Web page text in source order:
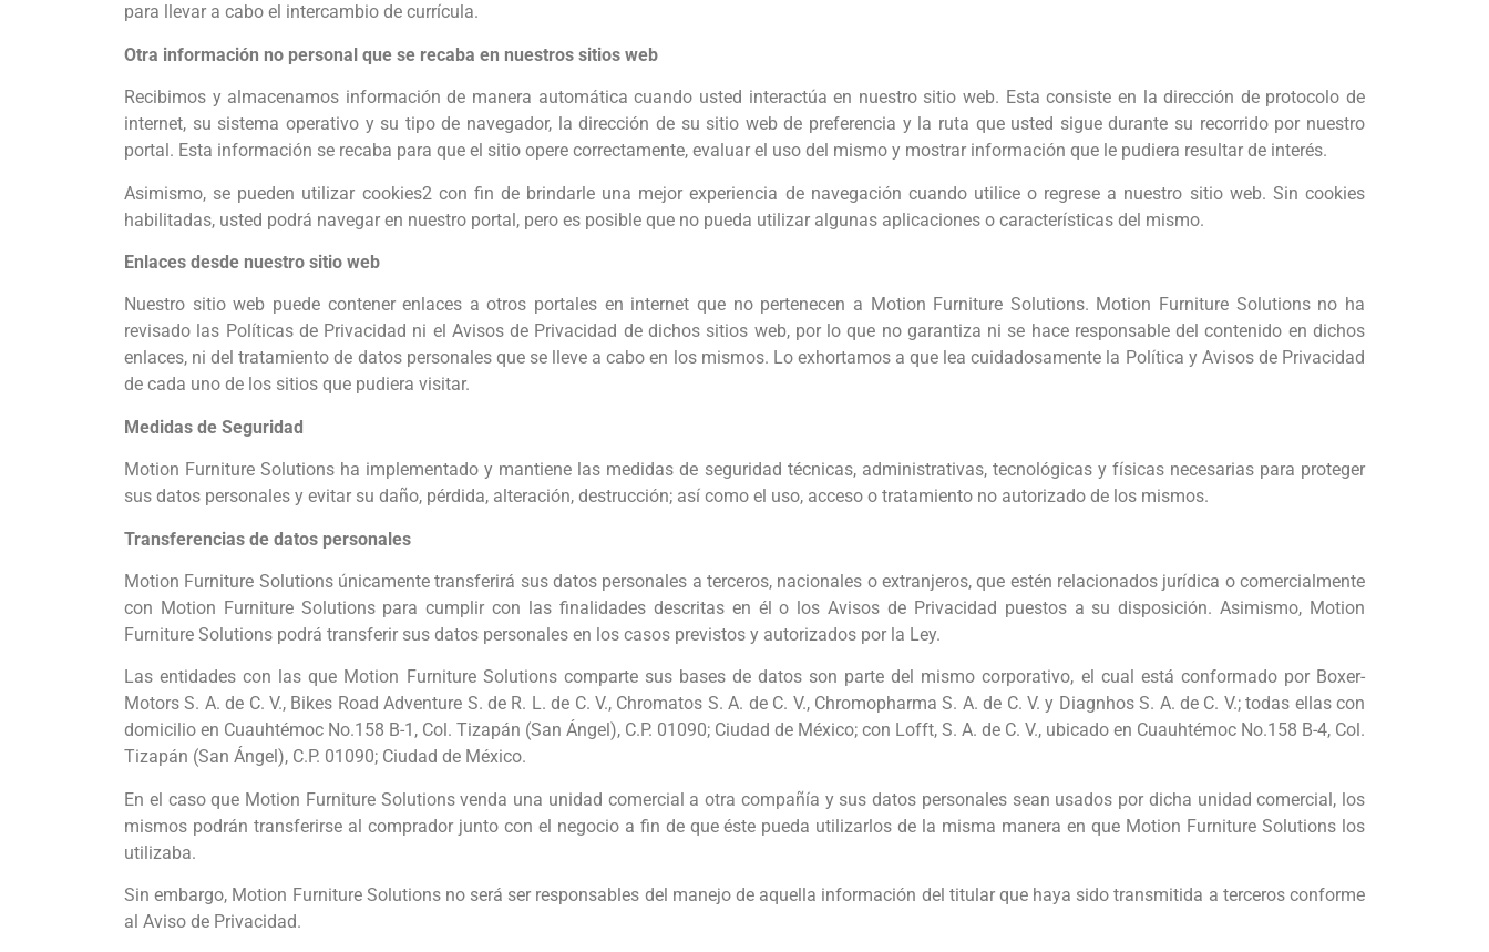
para llevar a cabo el intercambio de currícula.
Otra información no personal que se recaba en nuestros sitios web
Recibimos y almacenamos información de manera automática cuando usted interactúa en nuestro sitio web. Esta consiste en la dirección de protocolo de
internet, su sistema operativo y su tipo de navegador, la dirección de su sitio web de preferencia y la ruta que usted sigue durante su recorrido por nuestro
portal. Esta información se recaba para que el sitio opere correctamente, evaluar el uso del mismo y mostrar información que le pudiera resultar de interés.
Asimismo, se pueden utilizar cookies2 con fin de brindarle una mejor experiencia de navegación cuando utilice o regrese a nuestro sitio web. Sin cookies
habilitadas, usted podrá navegar en nuestro portal, pero es posible que no pueda utilizar algunas aplicaciones o características del mismo.
Enlaces desde nuestro sitio web
Nuestro sitio web puede contener enlaces a otros portales en internet que no pertenecen a Motion Furniture Solutions. Motion Furniture Solutions no ha
revisado las Políticas de Privacidad ni el Avisos de Privacidad de dichos sitios web, por lo que no garantiza ni se hace responsable del contenido en dichos
enlaces, ni del tratamiento de datos personales que se lleve a cabo en los mismos. Lo exhortamos a que lea cuidadosamente la Política y Avisos de Privacidad
de cada uno de los sitios que pudiera visitar.
Medidas de Seguridad
Motion Furniture Solutions ha implementado y mantiene las medidas de seguridad técnicas, administrativas, tecnológicas y físicas necesarias para proteger
sus datos personales y evitar su daño, pérdida, alteración, destrucción; así como el uso, acceso o tratamiento no autorizado de los mismos.
Transferencias de datos personales
Motion Furniture Solutions únicamente transferirá sus datos personales a terceros, nacionales o extranjeros, que estén relacionados jurídica o comercialmente
con Motion Furniture Solutions para cumplir con las finalidades descritas en él o los Avisos de Privacidad puestos a su disposición. Asimismo, Motion
Furniture Solutions podrá transferir sus datos personales en los casos previstos y autorizados por la Ley.
Las entidades con las que Motion Furniture Solutions comparte sus bases de datos son parte del mismo corporativo, el cual está conformado por Boxer-
Motors S. A. de C. V., Bikes Road Adventure S. de R. L. de C. V., Chromatos S. A. de C. V., Chromopharma S. A. de C. V. y Diagnhos S. A. de C. V.; todas ellas con
domicilio en Cuauhtémoc No.158 B-1, Col. Tizapán (San Ángel), C.P. 01090; Ciudad de México; con Lofft, S. A. de C. V., ubicado en Cuauhtémoc No.158 B-4, Col.
Tizapán (San Ángel), C.P. 01090; Ciudad de México.
En el caso que Motion Furniture Solutions venda una unidad comercial a otra compañía y sus datos personales sean usados por dicha unidad comercial, los
mismos podrán transferirse al comprador junto con el negocio a fin de que éste pueda utilizarlos de la misma manera en que Motion Furniture Solutions los
utilizaba.
Sin embargo, Motion Furniture Solutions no será ser responsables del manejo de aquella información del titular que haya sido transmitida a terceros conforme
al Aviso de Privacidad.